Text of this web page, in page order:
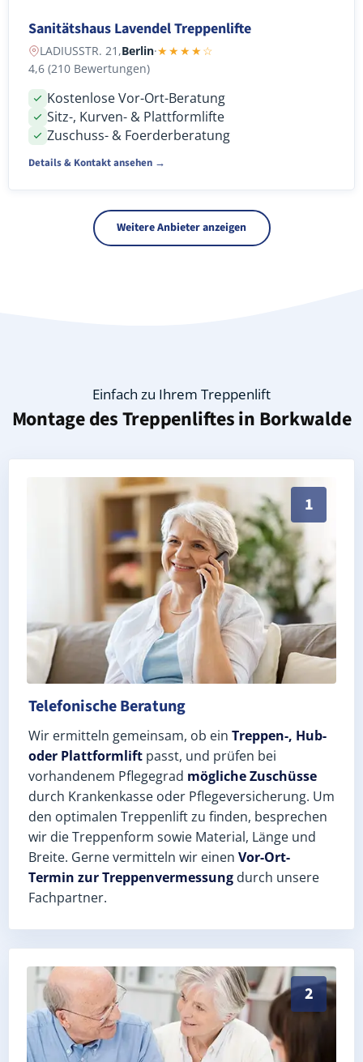
Sanitätshaus Lavendel Treppenlifte
LADIUSSTR. 21,Berlin·★★★★☆
4,6 (210 Bewertungen)
Kostenlose Vor-Ort-Beratung
Sitz-, Kurven- & Plattformlifte
Zuschuss- & Foerderberatung
Details & Kontakt ansehen →
Weitere Anbieter anzeigen
Einfach zu Ihrem Treppenlift
Montage des Treppenliftes in Borkwalde
1
Persönliche Treppenlift-Beratung in Borkwalde
Telefonische Beratung
Wir ermitteln gemeinsam, ob ein Treppen-, Hub-
oder Plattformlift passt, und prüfen bei
vorhandenem Pflegegrad mögliche Zuschüsse
durch Krankenkasse oder Pflegeversicherung. Um
den optimalen Treppenlift zu finden, besprechen
wir die Treppenform sowie Material, Länge und
Breite. Gerne vermitteln wir einen Vor-Ort-
Termin zur Treppenvermessung durch unsere
Fachpartner.
2
Exaktes Aufmaß in Borkwalde (Landkreis